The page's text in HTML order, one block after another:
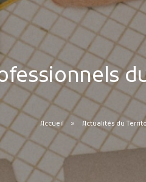
Accueil Actualités du